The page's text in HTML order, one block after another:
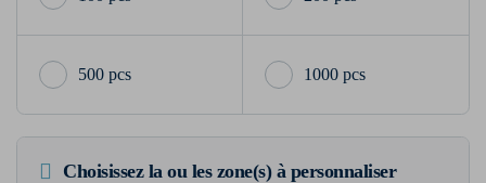
500 pcs 1000 pcs
Choisissez la ou les zone(s) à personnaliser